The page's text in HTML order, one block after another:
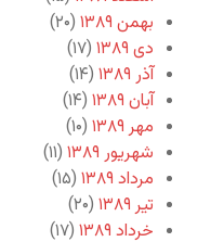
بهمن ۱۳۸۹
(۲۰)
دی ۱۳۸۹
(۱۷)
آذر ۱۳۸۹
(۱۴)
آبان ۱۳۸۹
(۱۴)
مهر ۱۳۸۹
(۱۰)
شهریور ۱۳۸۹
(۱۱)
مرداد ۱۳۸۹
(۱۵)
تیر ۱۳۸۹
(۲۰)
خرداد ۱۳۸۹
(۱۷)